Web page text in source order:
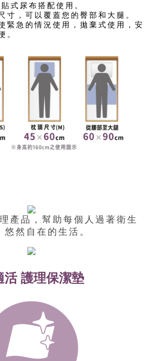
式尿布搭配使用。
寸，可以覆蓋您的臀部和大腿。
緊急的情況使用，拋棄式使用，安
。
產品， 幫助每個人過著衛生
悠然自在的生活。
活 護理保潔墊